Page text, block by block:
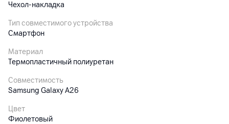
Чехол-накладка
Тип совместимого устройства
Смартфон
Материал
Термопластичный полиуретан
Совместимость
Samsung Galaxy A26
Цвет
Фиолетовый